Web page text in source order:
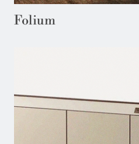
Folium